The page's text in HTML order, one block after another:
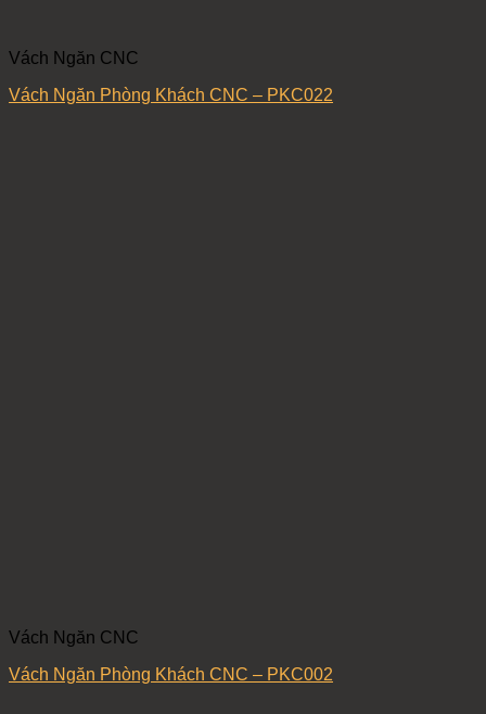
Vách Ngăn CNC
Vách Ngăn Phòng Khách CNC – PKC022
Vách Ngăn CNC
Vách Ngăn Phòng Khách CNC – PKC002